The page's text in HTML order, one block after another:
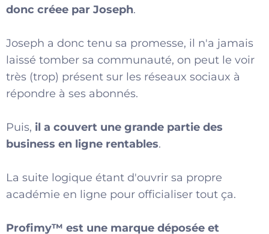
donc créee par Joseph.
Joseph a donc tenu sa promesse, il n'a jamais
laissé tomber sa communauté, on peut le voir
très (trop) présent sur les réseaux sociaux à
répondre à ses abonnés.
Puis, il a couvert une grande partie des
business en ligne rentables.
La suite logique étant d'ouvrir sa propre
académie en ligne pour officialiser tout ça.
Profimy™️ est une marque déposée et